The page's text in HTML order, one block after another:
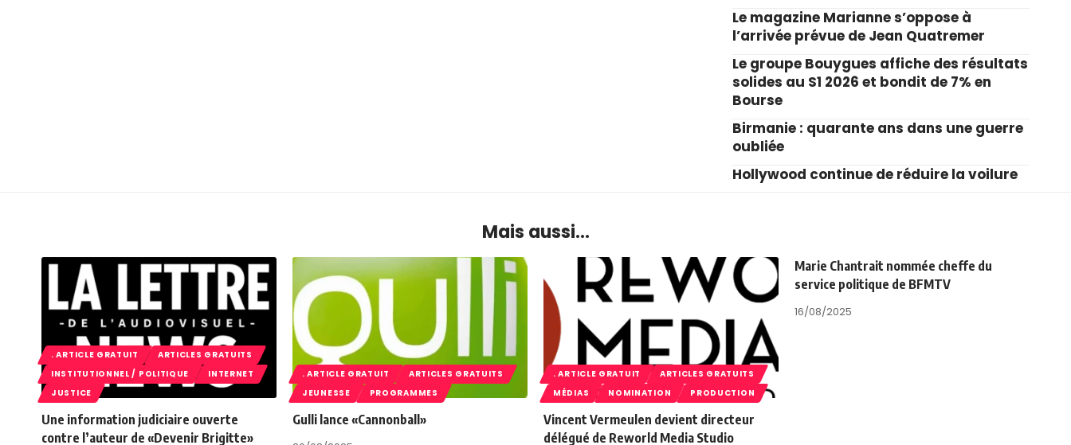
Le magazine Marianne s’oppose à
l’arrivée prévue de Jean Quatremer
Le groupe Bouygues affiche des résultats
solides au S1 2026 et bondit de 7% en
Bourse
Birmanie : quarante ans dans une guerre
oubliée
Hollywood continue de réduire la voilure
Mais aussi...
. ARTICLE GRATUIT
ARTICLES GRATUITS
INSTITUTIONNEL / POLITIQUE
INTERNET
JUSTICE
Une information judiciaire ouverte
contre l’auteur de «Devenir Brigitte»
. ARTICLE GRATUIT
ARTICLES GRATUITS
JEUNESSE
PROGRAMMES
Gulli lance «Cannonball»
. ARTICLE GRATUIT
ARTICLES GRATUITS
MÉDIAS
NOMINATION PRODUCTION
Vincent Vermeulen devient directeur
délégué de Reworld Media Studio
Marie Chantrait nommée cheffe du
service politique de BFMTV
16/08/2025